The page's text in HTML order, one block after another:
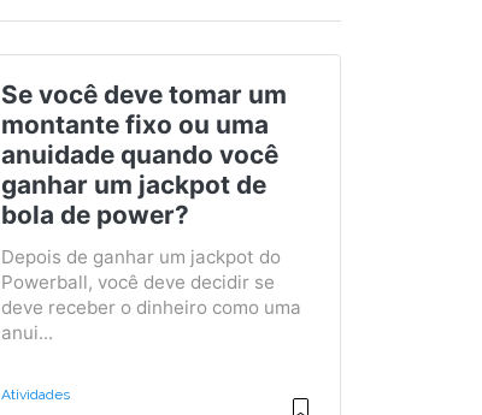
Se você deve tomar um
montante fixo ou uma
anuidade quando você
ganhar um jackpot de
bola de power?
Depois de ganhar um jackpot do
Powerball, você deve decidir se
deve receber o dinheiro como uma
anui...
Atividades